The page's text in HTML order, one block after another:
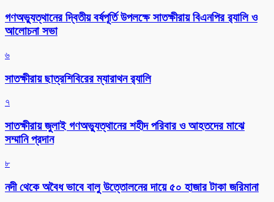
গণঅভ্যুত্থানের দ্বিতীয় বর্ষপূর্তি উপলক্ষে সাতক্ষীরায় বিএনপির র‌্যালি ও
আলোচনা সভা
৬
সাতক্ষীরায় ছাত্রশিবিরের ম্যারাথন র‌্যালি
৭
সাতক্ষীরায় জুলাই গণঅভ্যুত্থানের শহীদ পরিবার ও আহতদের মাঝে
সম্মানি প্রদান
৮
নদী থেকে অবৈধ ভাবে বালু উত্তোলনের দায়ে ৫০ হাজার টাকা জরিমানা